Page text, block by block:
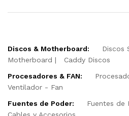
Discos & Motherboard:
Discos
Motherboard
Caddy Discos
Procesadores & FAN:
Ventilador - Fan
Fuentes de Poder:
Fuentes de
Cables y Accesorios